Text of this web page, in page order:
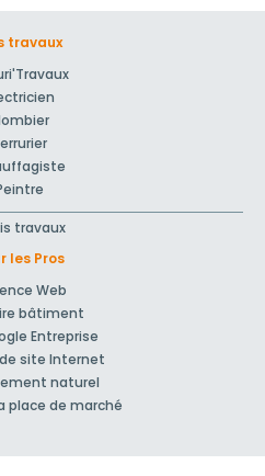
travaux
travaux
les Pros
Web
bâtiment
Entreprise
site Internet
naturel
place de marché